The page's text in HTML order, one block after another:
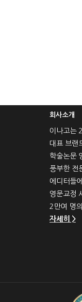
회사소개
이나고는
대표 브랜
학술논문
풍부한 전
에디터들
영문교정
2만여 명
자세히 >